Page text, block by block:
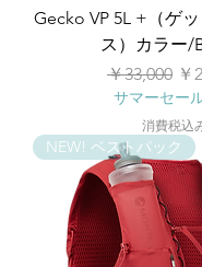
Gecko VP 5L +（ゲ
ス）カラー/
通常価格
￥33,000 セ
￥
サマーセー
消費税込
NEW! ベストパック